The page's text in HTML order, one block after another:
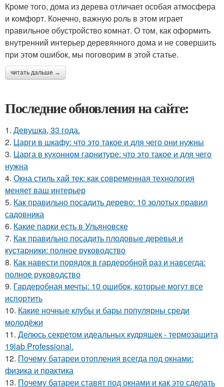
Кроме того, дома из дерева отличает особая атмосфера
и комфорт. Конечно, важную роль в этом играет
правильное обустройство комнат. О том, как оформить
внутренний интерьер деревянного дома и не совершить
при этом ошибок, мы поговорим в этой статье.
читать дальше →
Последние обновления на сайте:
1. Девушка, 33 года.
2. Царги в шкафу: что это такое и для чего они нужны
3. Царга в кухонном гарнитуре: что это такое и для чего
нужна
4. Окна стиль хай тек: как современная технология
меняет ваш интерьер
5. Как правильно посадить дерево: 10 золотых правил
садовника
6. Какие парки есть в Ульяновске
7. Как правильно посадить плодовые деревья и
кустарники: полное руководство
8. Как навести порядок в гардеробной раз и навсегда:
полное руководство
9. Гардеробная мечты: 10 ошибок, которые могут все
испортить
10. Какие ночные клубы и бары популярны среди
молодёжи
11. Делюсь секретом идеальных кудряшек - термозащита
19lab Professional.
12. Почему батареи отопления всегда под окнами:
физика и практика
13. Почему батареи ставят под окнами и как это сделать